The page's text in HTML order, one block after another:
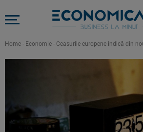
Home - Economie - Ceasurile europene indică din